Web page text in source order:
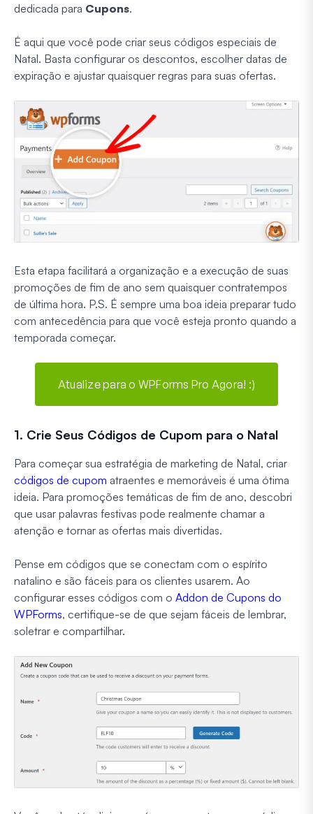
dedicada para Cupons.
É aqui que você pode criar seus códigos especiais de
Natal. Basta configurar os descontos, escolher datas de
expiração e ajustar quaisquer regras para suas ofertas.
Esta etapa facilitará a organização e a execução de suas
promoções de fim de ano sem quaisquer contratempos
de última hora. P.S. É sempre uma boa ideia preparar tudo
com antecedência para que você esteja pronto quando a
temporada começar.
Atualize para o WPForms Pro Agora! :)
1. Crie Seus Códigos de Cupom para o Natal
Para começar sua estratégia de marketing de Natal, criar
códigos de cupom atraentes e memoráveis é uma ótima
ideia. Para promoções temáticas de fim de ano, descobri
que usar palavras festivas pode realmente chamar a
atenção e tornar as ofertas mais divertidas.
Pense em códigos que se conectam com o espírito
natalino e são fáceis para os clientes usarem. Ao
configurar esses códigos com o Addon de Cupons do
WPForms, certifique-se de que sejam fáceis de lembrar,
soletrar e compartilhar.